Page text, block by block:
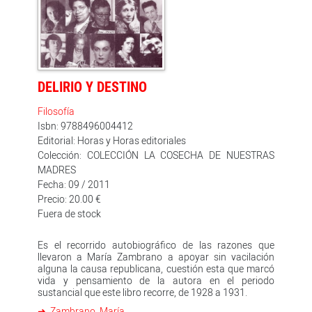
iniciada en la etapa anterior acerca del estoicismo; y en
fin, con toda la red temática sobre el saber del alma
que conlleva Hacia un saber sobre el alma (1950), que
ofrece una mirada unitaria sobre los temas esenciales
de su pensamiento durante aquellos años cuarenta, al
par que muestra sus raíces desde 1933. En estos cinco
hacia otro horizonte del pensar, conduciendo a la
como hacia al territorio trágico y místico de su
justificación ante la vida. En éste, como en los demás
volúmenes de estas OOCC, se ha realizado una edición
crítica de cada libro, fijando rigurosamente sus textos,
y subsanando errores y omisiones de anteriores
ediciones; asimismo se ofrece un importante inédito
correspondiente a uno de estos libros.
DELIRIO Y DESTINO
Filosofía
Isbn: 9788496004412
Editorial: Horas y Horas editoriales
Colección: COLECCIÓN LA COSECHA DE NUESTRAS
MADRES
Fecha: 09 / 2011
Precio: 20.00 €
Fuera de stock
Es el recorrido autobiográfico de las razones que
llevaron a María Zambrano a apoyar sin vacilación
alguna la causa republicana, cuestión esta que marcó
vida y pensamiento de la autora en el periodo
sustancial que este libro recorre, de 1928 a 1931.